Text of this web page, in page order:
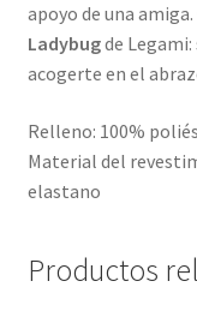
apoyo de una
Ladybugde Legami:
acogerte en el
Relleno: 100%
Material del
elastano
Productos